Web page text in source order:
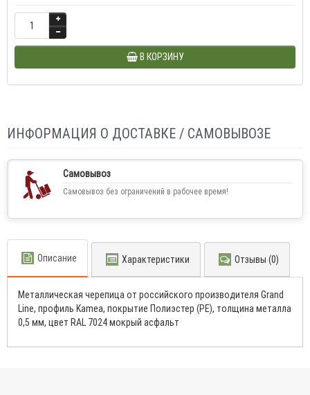
В КОРЗИНУ
ИНФОРМАЦИЯ О ДОСТАВКЕ / САМОВЫВОЗЕ
Самовывоз
Самовывоз без ограничений в рабочее время!
Описание Характеристики Отзывы (0)
Металлическая черепица от российского производителя Grand
Line, профиль Kamea, покрытие Полиэстер (PE), толщина металла
0,5 мм, цвет RAL 7024 мокрый асфальт